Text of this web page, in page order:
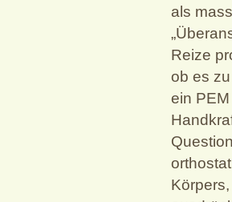
als
Reize
ob es
ein